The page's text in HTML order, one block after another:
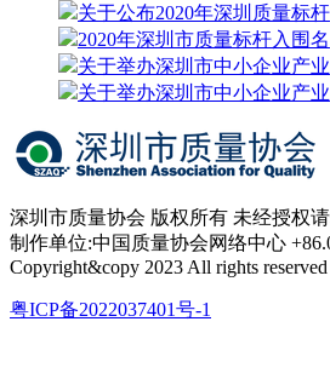
关于公布2020年深圳质量标杆
2020年深圳市质量标杆入围名
关于举办深圳市中小企业产业
关于举办深圳市中小企业产业
深圳市质量协会 版权所有 未经授权
制作单位:中国质量协会网络中心
Copyright&copy 2023 All rights reserved
粤ICP备2022037401号-1